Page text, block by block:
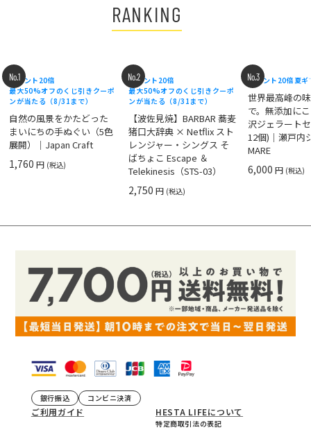
RANKING
No.1
ポイント20倍
最大50%オフのくじ引きクーポ
ンが当たる（8/31まで）
自然の風景をかたどった
まいにちの手ぬぐい（5色
展開）｜Japan Craft
1,760円 (税込)
No.2
ポイント20倍
最大50%オフのくじ引きクーポ
ンが当たる（8/31まで）
【波佐見焼】BARBAR 蕎麦
猪口大辞典 × Netflix スト
レンジャー・シングス そ
ばちょこ Escape ＆
Telekinesis（STS-03）
2,750円 (税込)
No.3
ポイント20倍 夏
世界最高峰の
で。無添加に
沢ジェラート
12個)｜瀬戸内
MARE
6,000円 (税込)
銀行振込 コンビニ決済
ご利用ガイド HESTA LIFEについて
特定商取引法の表記